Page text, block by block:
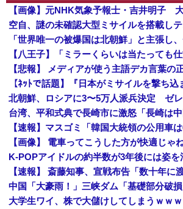
台湾、平和式典で長崎市に激怒「長崎は中
【画像】 電車ってこうした方が快適じゃ
大学生ワイ、株で大儲けしてしまうｗｗ